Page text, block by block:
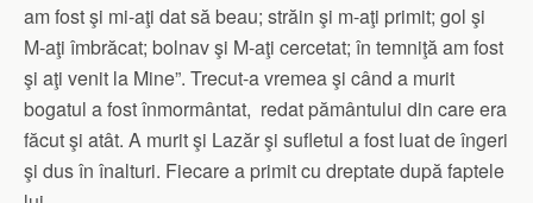
am fost şi mi-aţi dat să beau; străin şi m-aţi primit; gol şi
M-aţi îmbrăcat; bolnav şi M-aţi cercetat; în temniţă am fost
şi aţi venit la Mine”. Trecut-a vremea şi când a murit
bogatul a fost înmormântat, redat pământului din care era
făcut şi atât. A murit şi Lazăr şi sufletul a fost luat de îngeri
şi dus în înalturi. Fiecare a primit cu dreptate după faptele